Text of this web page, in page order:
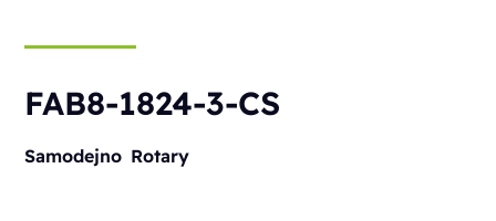
FAB8-1824-3-CS
Samodejno Rotary